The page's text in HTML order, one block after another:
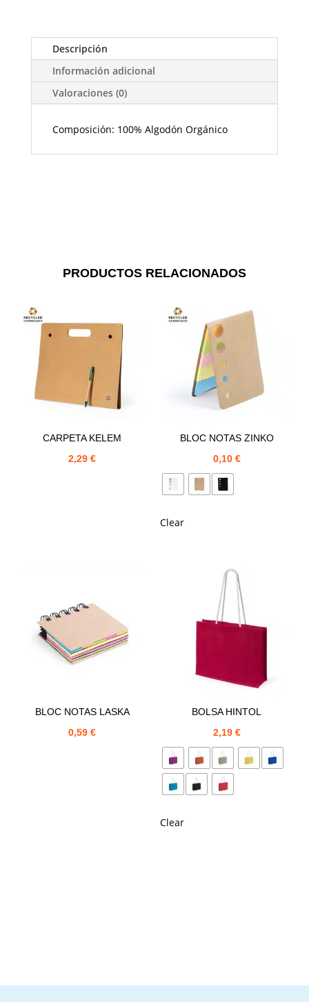
Descripción
Información adicional
Valoraciones (0)
Composición: 100% Algodón Orgánico
PRODUCTOS RELACIONADOS
CARPETA KELEM
2,29€
BLOC NOTAS ZINKO
0,10 €
Clear
BLOC NOTAS LASKA
0,59€
BOLSA HINTOL
2,19 €
Clear